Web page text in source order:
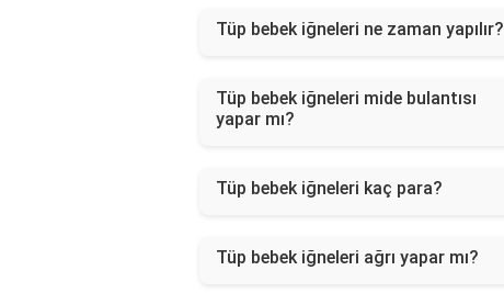
Tüp bebek iğneleri ne zaman yapılır?
Tüp bebek iğneleri mide bulantısı
yapar mı?
Tüp bebek iğneleri kaç para?
Tüp bebek iğneleri ağrı yapar mı?